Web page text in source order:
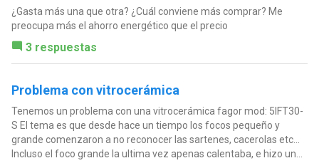
¿Gasta más una que otra? ¿Cuál conviene más comprar? Me
preocupa más el ahorro energético que el precio
3 respuestas
Problema con vitrocerámica
Tenemos un problema con una vitrocerámica fagor mod: 5IFT30-
S El tema es que desde hace un tiempo los focos pequeño y
grande comenzaron a no reconocer las sartenes, cacerolas etc...
Incluso el foco grande la ultima vez apenas calentaba, e hizo un...